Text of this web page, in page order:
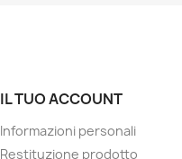
IL TUO ACCOUNT
Informazioni personali
Restituzione prodotto